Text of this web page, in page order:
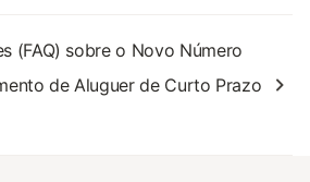
(FAQ) sobre o Novo Número
de Aluguer de Curto Prazo